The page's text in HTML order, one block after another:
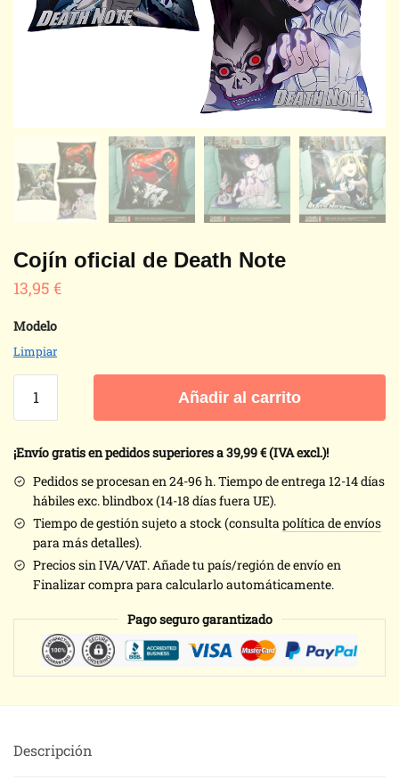
Cojín oficial de Death Note
13,95 €
Modelo
Limpiar
oficial
de
Death
cantidad
Añadir al carrito
¡Envío gratis en pedidos superiores a 39,99€ (IVA excl.)!
Pedidos se procesan en 24-96 h. Tiempo de entrega 12-14 días
hábiles exc. blindbox (14-18 días fuera UE).
Tiempo de gestión sujeto a stock (consulta política de envíos
para más detalles).
Precios sin IVA/VAT. Añade tu país/región de envío en
Finalizar compra para calcularlo automáticamente.
Pago seguro garantizado
Descripción